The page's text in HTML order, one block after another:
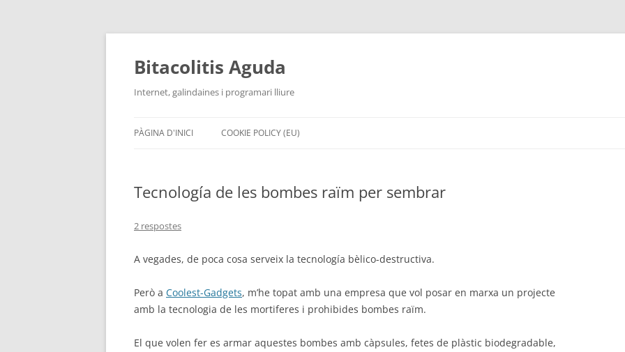
Vés
contingut
Bitacolitis Aguda
Internet, galindaines i programari lliure
PÀGINA D'INICI COOKIE POLICY (EU)
Tecnología de les bombes raïm per sembrar
2 respostes
A vegades, de poca cosa serveix la tecnología bèlico-destructiva.
Però a Coolest-Gadgets, m’he topat amb una empresa que vol posar en marxa un projecte
amb la tecnologia de les mortiferes i prohibides bombes raïm.
El que volen fer es armar aquestes bombes amb càpsules, fetes de plàstic biodegradable,